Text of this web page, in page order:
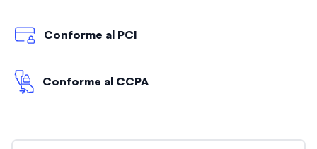
Conforme al PCI
Conforme al CCPA